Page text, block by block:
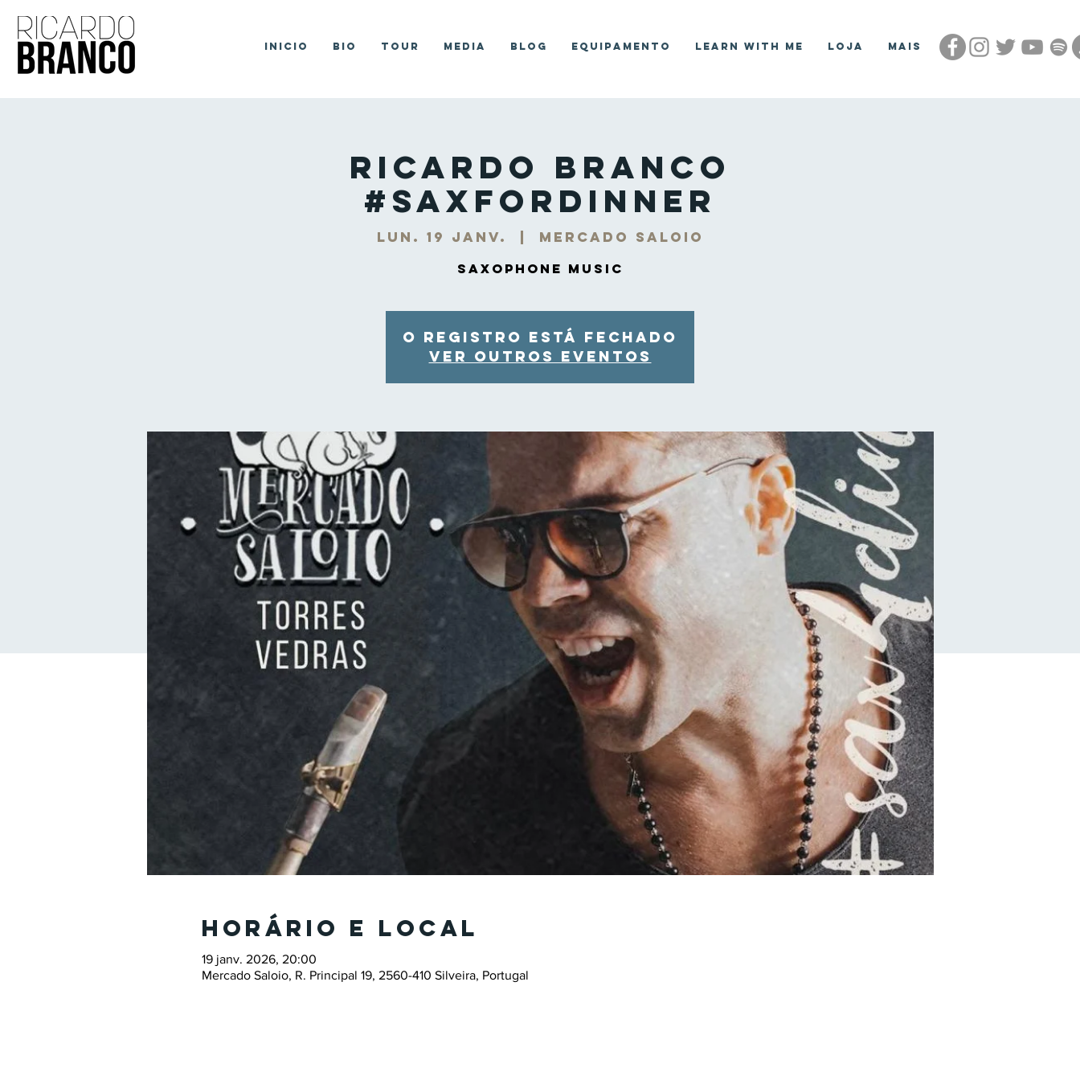
Inicio Bio Tour Media Blog Equipamento Learn With Me Loja Mais
Ricardo Branco
#SaxForDinner
lun. 19 janv. Mercado Saloio
Saxophone Music
O registro está fechado
Ver outros eventos
Horário e local
19 janv. 2026, 20:00
Mercado Saloio, R. Principal 19, 2560-410 Silveira, Portugal